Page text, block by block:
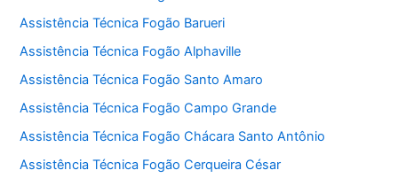
Assistência Técnica Fogão Barueri
Assistência Técnica Fogão Alphaville
Assistência Técnica Fogão Santo Amaro
Assistência Técnica Fogão Campo Grande
Assistência Técnica Fogão Chácara Santo Antônio
Assistência Técnica Fogão Cerqueira César